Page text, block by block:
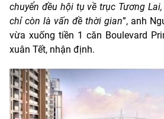
chuyển đều hội tụ về trục Tương
chỉ còn là vấn đề thời gian”, anh
vừa xuống tiền 1 căn Boulevard
xuân Tết, nhận định.